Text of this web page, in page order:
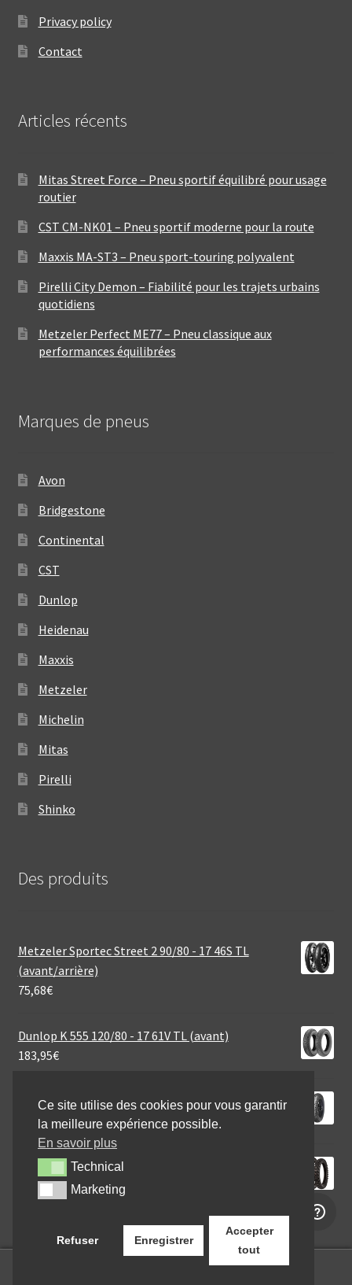
Privacy policy
Contact
Articles récents
Mitas Street Force – Pneu sportif équilibré pour usage
routier
CST CM-NK01 – Pneu sportif moderne pour la route
Maxxis MA-ST3 – Pneu sport-touring polyvalent
Pirelli City Demon – Fiabilité pour les trajets urbains
quotidiens
Metzeler Perfect ME77 – Pneu classique aux
performances équilibrées
Marques de pneus
Avon
Bridgestone
Continental
CST
Dunlop
Heidenau
Maxxis
Metzeler
Michelin
Mitas
Pirelli
Shinko
Des produits
Metzeler Sportec Street 2 90/80 - 17 46S TL
(avant/arrière)
75,68€
Dunlop K 555 120/80 - 17 61V TL (avant)
183,95€
Mitas MC 7 2.75 - 18 42P TT (avant/arrière)
48,95€
Michelin Tracker 110/100 - 18 64R TT (arrière)
74,95€
Ce site utilise des cookies pour vous garantir
la meilleure expérience possible.
En savoir plus
TechnicalTechnical
MarketingMarketing
Refuser Enregistrer
Accepter
tout